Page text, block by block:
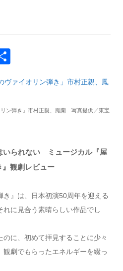
ン弾き」市村正親、鳳蘭 写真提供／東宝
いられない ミュージカル『屋
観劇レビュー
き』は、日本初演50周年を迎える
に見合う素晴らしい作品でし
に、初めて拝見することに少々
劇でもらったエネルギーを綴っ